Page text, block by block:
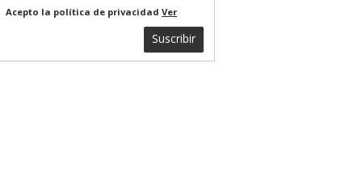
Acepto la política de privacidad Ver
Suscribir